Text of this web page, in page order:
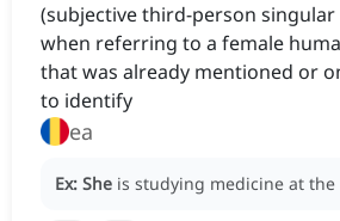
(subjective third-person
when referring to a female
that was already mentioned or
to identify
ea
Ex: She is studying medicine at the